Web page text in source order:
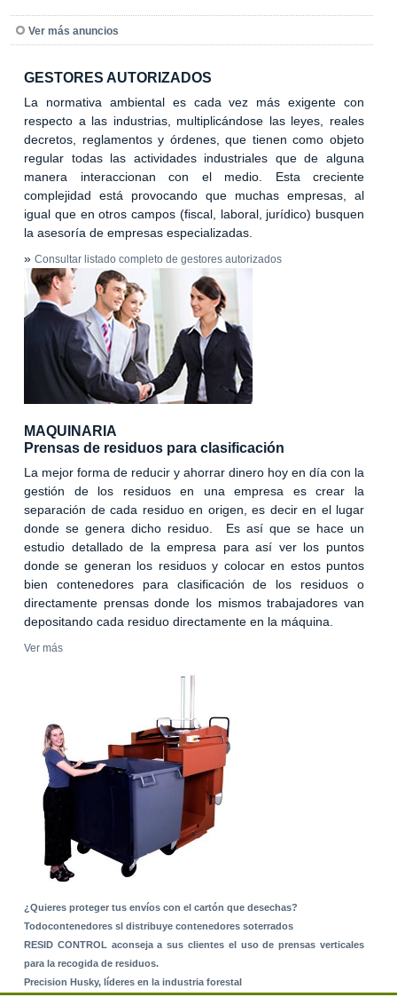
Ver más anuncios
GESTORES AUTORIZADOS
La normativa ambiental es cada vez más exigente con
respecto a las industrias, multiplicándose las leyes, reales
decretos, reglamentos y órdenes, que tienen como objeto
regular todas las actividades industriales que de alguna
manera interaccionan con el medio. Esta creciente
complejidad está provocando que muchas empresas, al
igual que en otros campos (fiscal, laboral, jurídico) busquen
la asesoría de empresas especializadas.
» Consultar listado completo de gestores autorizados
MAQUINARIA
Prensas de residuos para clasificación
La mejor forma de reducir y ahorrar dinero hoy en día con la
gestión de los residuos en una empresa es crear la
separación de cada residuo en origen, es decir en el lugar
donde se genera dicho residuo. Es así que se hace un
estudio detallado de la empresa para así ver los puntos
donde se generan los residuos y colocar en estos puntos
bien contenedores para clasificación de los residuos o
directamente prensas donde los mismos trabajadores van
depositando cada residuo directamente en la máquina.
Ver más
¿Quieres proteger tus envíos con el cartón que desechas?
Todocontenedores sl distribuye contenedores soterrados
RESID CONTROL aconseja a sus clientes el uso de prensas verticales
para la recogida de residuos.
Precision Husky, líderes en la industria forestal